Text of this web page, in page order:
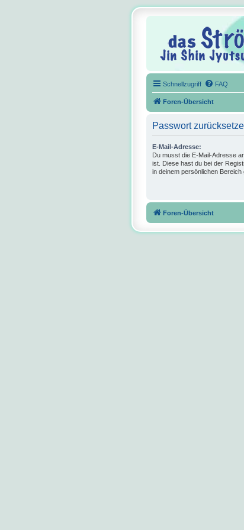
Schnellzugriff FAQ
Foren-Übersicht
Passwort
E-Mail-Adresse:
Du musst die E-Mail-Adresse
ist. Diese hast du bei der
in deinem persönlichen Bereich
Foren-Übersicht